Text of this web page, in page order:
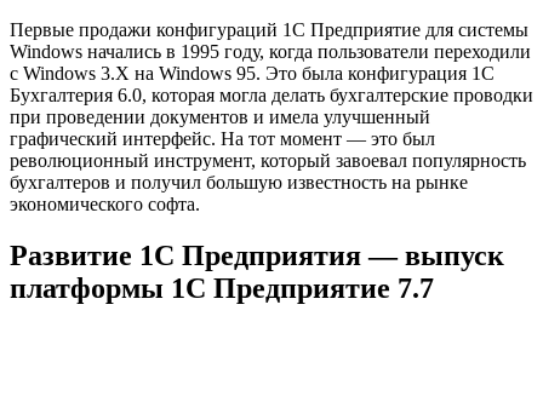
Первые продажи конфигураций 1С Предприятие для системы
Windows начались в 1995 году, когда пользователи переходили
с Windows 3.X на Windows 95. Это была конфигурация 1С
Бухгалтерия 6.0, которая могла делать бухгалтерские проводки
при проведении документов и имела улучшенный
графический интерфейс. На тот момент — это был
революционный инструмент, который завоевал популярность
бухгалтеров и получил большую известность на рынке
экономического софта.
Развитие 1С Предприятия — выпуск
платформы 1С Предприятие 7.7